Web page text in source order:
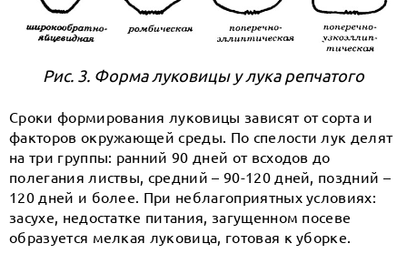
Рис. 3. Форма луковицы у лука репчатого
Сроки формирования луковицы зависят от сорта и
факторов окружающей среды. По спелости лук делят
на три группы: ранний 90 дней от всходов до
полегания листвы, средний – 90-120 дней, поздний –
120 дней и более. При неблагоприятных условиях:
засухе, недостатке питания, загущенном посеве
образуется мелкая луковица, готовая к уборке.